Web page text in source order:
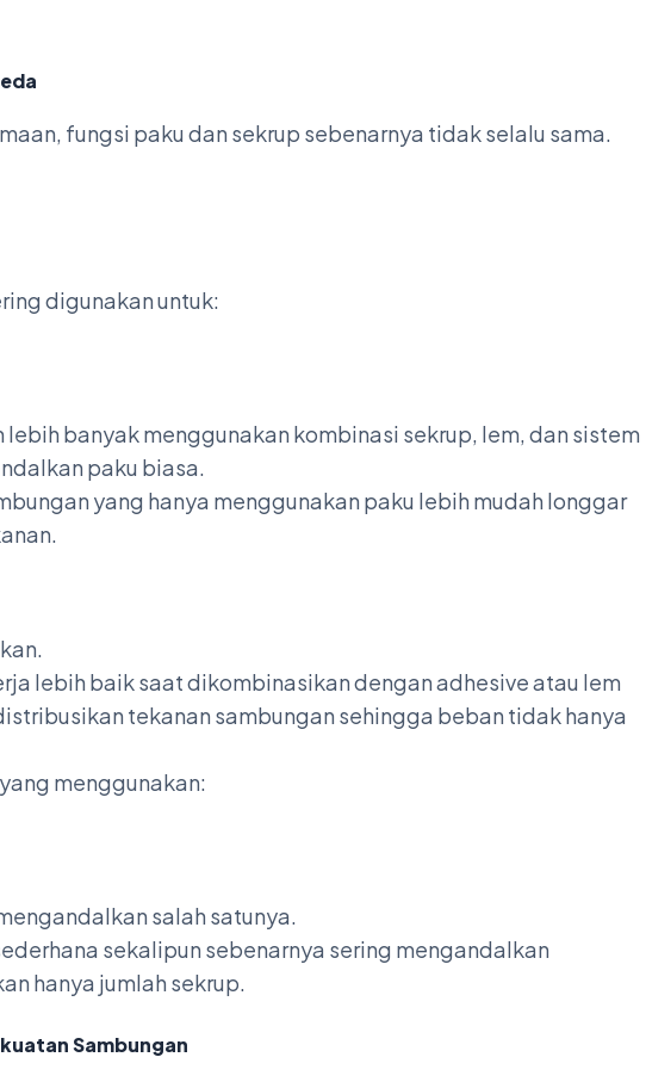
fungsi paku dan sekrup sebenarnya tidak selalu sama.
digunakan untuk:
banyak menggunakan kombinasi sekrup, lem, dan sistem
paku biasa.
yang hanya menggunakan paku lebih mudah longgar
lebih baik saat dikombinasikan dengan adhesive atau lem
tekanan sambungan sehingga beban tidak hanya
menggunakan:
salah satunya.
sekalipun sebenarnya sering mengandalkan
hanya jumlah sekrup.
Sambungan